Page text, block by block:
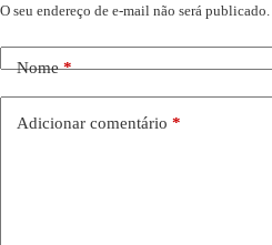
O seu endereço de e-mail não será publicado.
Nome*
Adicionar comentário *